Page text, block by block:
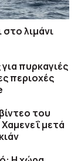
λιμάνι
πυρκαγιές
περιοχές
του
μετά